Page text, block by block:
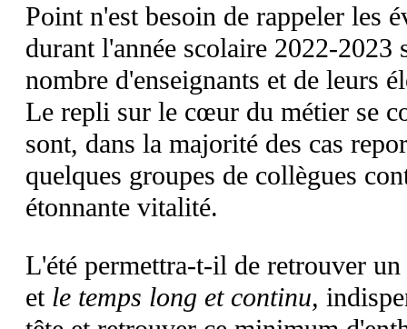
Point n'est besoin de rappeler les
durant l'année scolaire 2022-2023
nombre d'enseignants et de leurs
Le repli sur le cœur du métier se
sont, dans la majorité des cas
quelques groupes de collègues
étonnante vitalité.
L'été permettra-t-il de retrouver un
et le temps long et continu,